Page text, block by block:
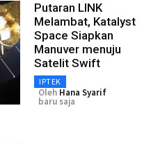
Putaran LINK
Melambat, Katalyst
Space Siapkan
Manuver menuju
Satelit Swift
IPTEK
Oleh Hana Syarif
baru saja